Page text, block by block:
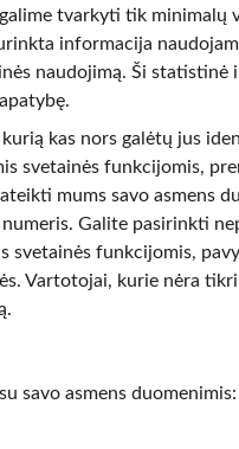
tvarkyti tik minimalų
informacija
naudojimą. Ši statistinė
kas nors galėtų jus
svetainės funkcijomis,
mums savo asmens
Galite pasirinkti
svetainės funkcijomis,
Vartotojai, kurie nėra
savo asmens duomenimis: